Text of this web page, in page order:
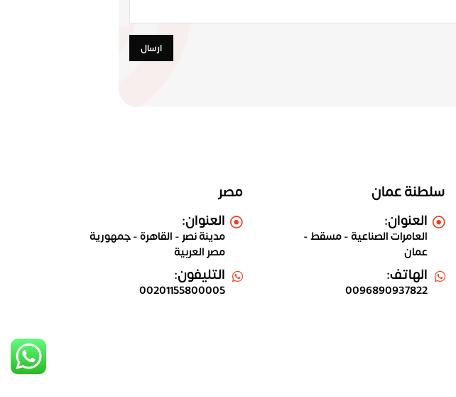
سلطنة عمان
العنوان:
العامرات الصناعية - مسقط -
عمان
الهاتف:
0096890937822
مصر
العنوان:
مدينة نصر - القاهرة - جمهورية
مصر العربية
التليفون:
00201155800005